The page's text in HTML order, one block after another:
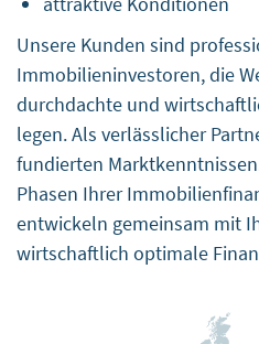
möglicherweise
Garantien (insbesondere EU-
Nachfolgend unter dem
Drittländer“ finden Sie eine
Daten übertragen werden
können zum Einsatz
den Webseitenbesucher
kann für verschiedene
Speichern oder Verarbeiten.
Empfänger abhängig vom
Unsere Kunden sind
Immobilieninvestoren, die
durchdachte und
legen. Als verlässlicher
fundierten
Phasen Ihrer
entwickeln gemeinsam mit
wirtschaftlich optimale